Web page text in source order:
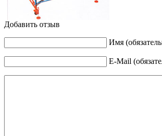
Добавить отзыв
Имя
E-Mail